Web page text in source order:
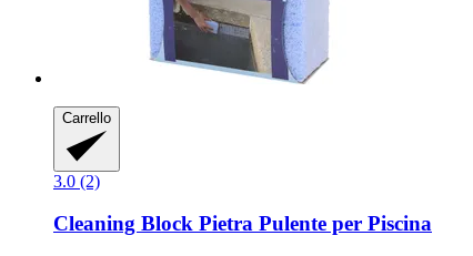
Carrello
3.0 (2)
Cleaning Block Pietra Pulente per Piscina